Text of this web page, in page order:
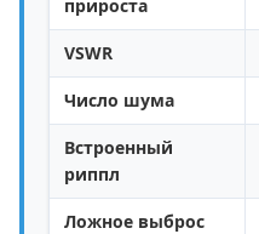
прироста
VSWR
Число шума
Встроенный
риппл
Ложное выброс